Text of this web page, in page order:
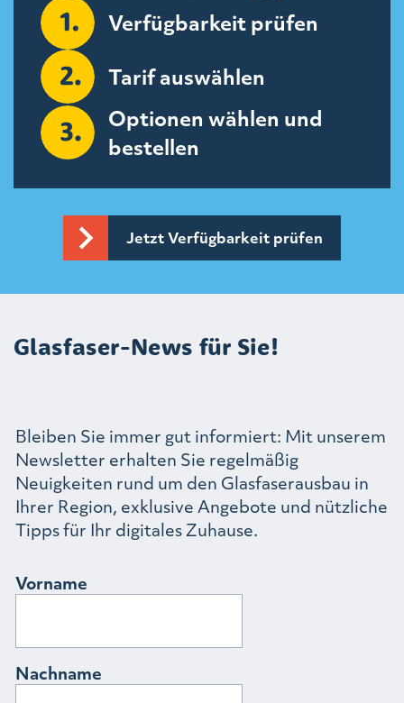
Verfügbarkeit prüfen
Tarif auswählen
Optionen wählen und
bestellen
Jetzt Verfügbarkeit prüfen
Glasfaser-News für Sie!
Bleiben Sie immer gut informiert: Mit unserem
Newsletter erhalten Sie regelmäßig
Neuigkeiten rund um den Glasfaserausbau in
Ihrer Region, exklusive Angebote und nützliche
Tipps für Ihr digitales Zuhause.
Vorname
Nachname